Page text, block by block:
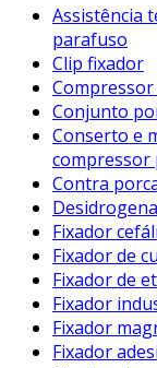
permite um
dimensões.
Benefícios
Os parafusos
vantagens que
aplicações. Entre
destacam-se:
Precisão
usinagem
tolerâncias
em um
Variedade
Assistência
parafuso
Clip fixador
Conjunto
Conserto e
compressor
Contra
Fixador
Fixador de
Fixador de
Fixador
Fixador
Fixador